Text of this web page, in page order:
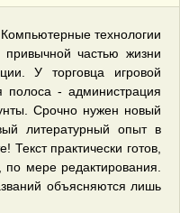
технологии
привычной частью жизни
У торговца игровой
полоса - администрация
Срочно нужен новый
литературный опыт в
практически готов,
по мере редактирования.
объясняются лишь